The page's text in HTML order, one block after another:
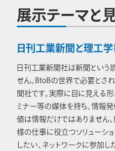
展示テーマと
日刊工業新聞と理工
日刊工業新聞社は新聞という
せん。BtoBの世界で必要とさ
聞社です。実際に目に見える形
ミナー等の媒体を持ち、情報
値は情報だけではありません
様の仕事に役立つソリューシ
したい、ネットワークに参加